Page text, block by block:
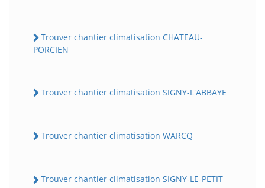
Trouver chantier climatisation CHATEAU-
PORCIEN
Trouver chantier climatisation SIGNY-L'ABBAYE
Trouver chantier climatisation WARCQ
Trouver chantier climatisation SIGNY-LE-PETIT